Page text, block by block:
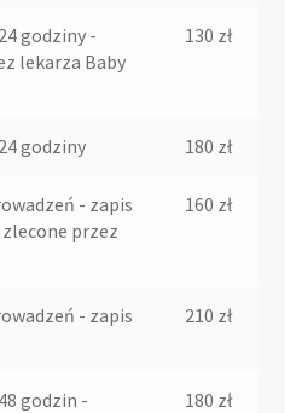
godziny -
lekarza Baby
130 zł
godziny 180 zł
- zapis
przez
160 zł
- zapis
210 zł
godzin -
180 zł